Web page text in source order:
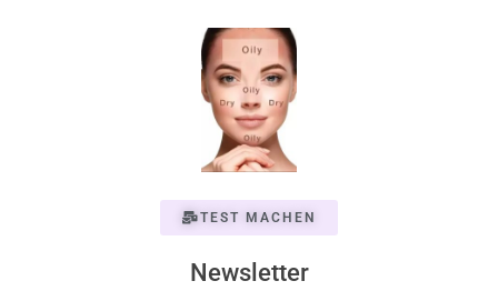
TEST MACHEN
Newsletter